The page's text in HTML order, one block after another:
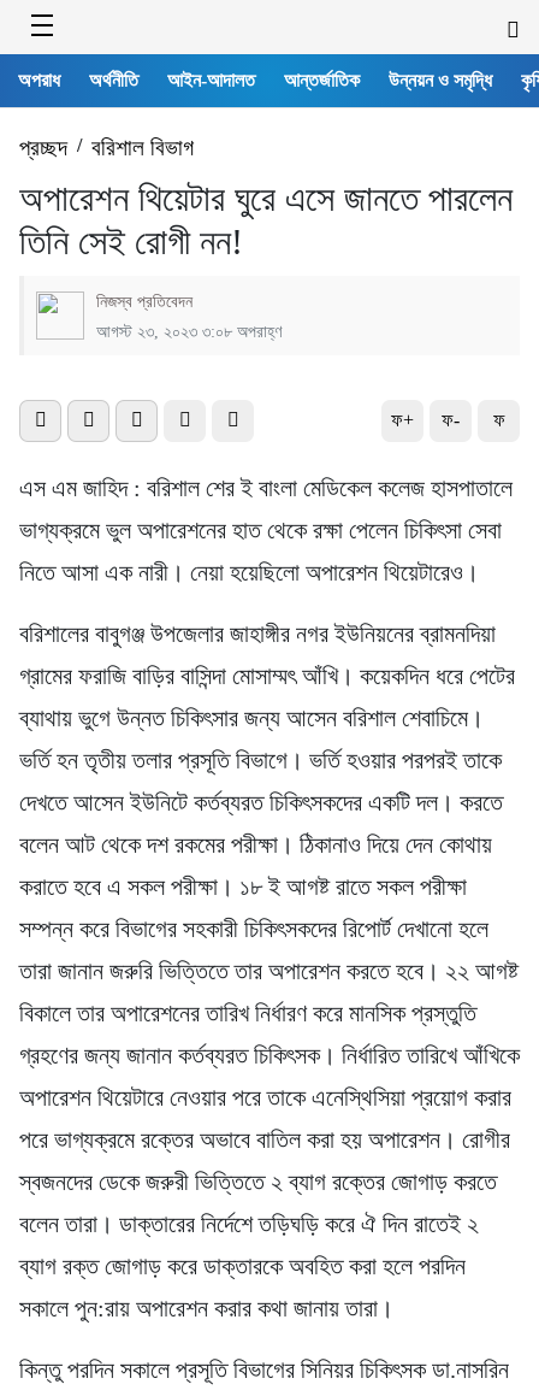
অপরাধ অর্থনীতি আইন-আদালত আন্তর্জাতিক উন্নয়ন ও সমৃদ্ধি
প্রচ্ছদ/ বরিশাল বিভাগ
অপারেশন থিয়েটার ঘুরে এসে জানতে পারলেন
তিনি সেই রোগী নন!
নিজস্ব প্রতিবেদন
আগস্ট ২৩, ২০২৩ ৩:০৮ অপরাহ্ণ
ফ+ ফ- ফ
এস এম জাহিদ : বরিশাল শের ই বাংলা মেডিকেল কলেজ হাসপাতালে
ভাগ্যক্রমে ভুল অপারেশনের হাত থেকে রক্ষা পেলেন চিকিৎসা সেবা
নিতে আসা এক নারী। নেয়া হয়েছিলো অপারেশন থিয়েটারেও।
বরিশালের বাবুগঞ্জ উপজেলার জাহাঙ্গীর নগর ইউনিয়নের ব্রামনদিয়া
গ্রামের ফরাজি বাড়ির বাসিন্দা মোসাম্মৎ আঁখি। কয়েকদিন ধরে পেটের
ব্যাথায় ভুগে উন্নত চিকিৎসার জন্য আসেন বরিশাল শেবাচিমে।
ভর্তি হন তৃতীয় তলার প্রসূতি বিভাগে। ভর্তি হওয়ার পরপরই তাকে
দেখতে আসেন ইউনিটে কর্তব্যরত চিকিৎসকদের একটি দল। করতে
বলেন আট থেকে দশ রকমের পরীক্ষা। ঠিকানাও দিয়ে দেন কোথায়
করাতে হবে এ সকল পরীক্ষা। ১৮ ই আগষ্ট রাতে সকল পরীক্ষা
সম্পন্ন করে বিভাগের সহকারী চিকিৎসকদের রিপোর্ট দেখানো হলে
তারা জানান জরুরি ভিত্তিতে তার অপারেশন করতে হবে। ২২ আগষ্ট
বিকালে তার অপারেশনের তারিখ নির্ধারণ করে মানসিক প্রস্তুতি
গ্রহণের জন্য জানান কর্তব্যরত চিকিৎসক। নির্ধারিত তারিখে আঁখিকে
অপারেশন থিয়েটারে নেওয়ার পরে তাকে এনেস্থিসিয়া প্রয়োগ করার
পরে ভাগ্যক্রমে রক্তের অভাবে বাতিল করা হয় অপারেশন। রোগীর
স্বজনদের ডেকে জরুরী ভিত্তিতে ২ ব্যাগ রক্তের জোগাড় করতে
বলেন তারা। ডাক্তারের নির্দেশে তড়িঘড়ি করে ঐ দিন রাতেই ২
ব্যাগ রক্ত জোগাড় করে ডাক্তারকে অবহিত করা হলে পরদিন
সকালে পুন:রায় অপারেশন করার কথা জানায় তারা।
কিন্তু পরদিন সকালে প্রসূতি বিভাগের সিনিয়র চিকিৎসক ডা.নাসরিন